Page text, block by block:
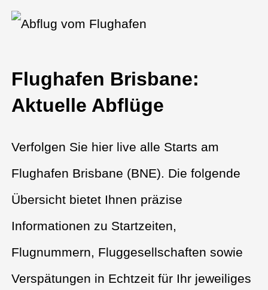
Flughafen Brisbane:
Aktuelle Abflüge
Verfolgen Sie hier live alle Starts am
Flughafen Brisbane (BNE). Die folgende
Übersicht bietet Ihnen präzise
Informationen zu Startzeiten,
Flugnummern, Fluggesellschaften sowie
Verspätungen in Echtzeit für Ihr jeweiliges